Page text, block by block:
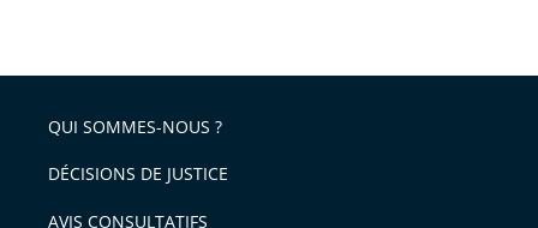
l'article
pour
QUI SOMMES-NOUS ?
DÉCISIONS DE JUSTICE
AVIS CONSULTATIFS